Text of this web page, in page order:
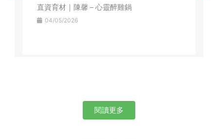
直資育材｜陳馨 – 心靈醉雞鍋
04/05/2026
閱讀更多